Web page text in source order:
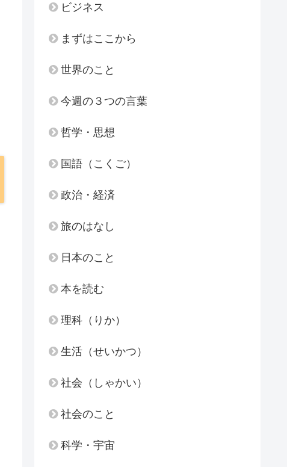
ビジネス
まずはここから
世界のこと
今週の３つの言葉
哲学・思想
国語（こくご）
政治・経済
旅のはなし
日本のこと
本を読む
理科（りか）
生活（せいかつ）
社会（しゃかい）
社会のこと
科学・宇宙